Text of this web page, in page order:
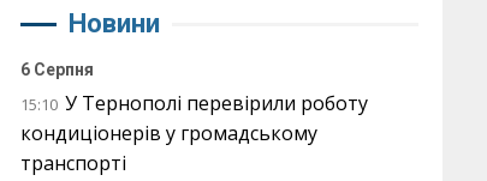
Новини
6 Серпня
15:10 У Тернополі перевірили роботу
кондиціонерів у громадському
транспорті